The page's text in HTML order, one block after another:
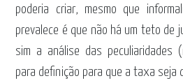
poderia criar, mesmo que
prevalece é que não há um teto de
sim a análise das peculiaridades
para definição para que a taxa seja